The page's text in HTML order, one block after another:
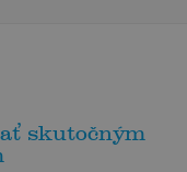
skutočným